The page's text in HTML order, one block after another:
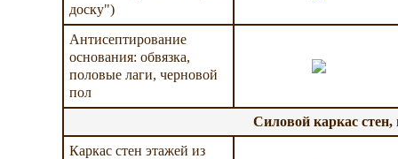
доску")
Антисептирование
основания: обвязка,
половые лаги, черновой
пол
Силовой каркас
Каркас стен этажей из